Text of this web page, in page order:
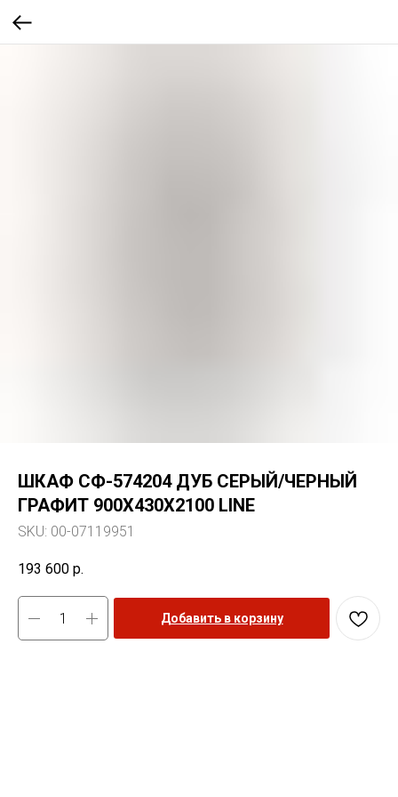
ШКАФ СФ-574204 ДУБ СЕРЫЙ/ЧЕРНЫЙ
ГРАФИТ 900Х430Х2100 LINE
SKU: 00-07119951
193 600 р.
Добавить в корзину